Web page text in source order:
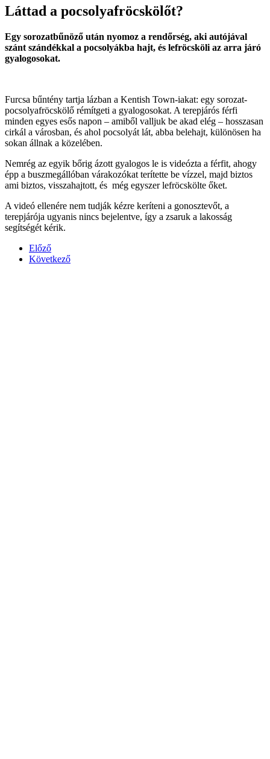
Láttad a pocsolyafröcskölőt?
Egy sorozatbűnöző után nyomoz a rendőrség, aki autójával
szánt szándékkal a pocsolyákba hajt, és lefröcsköli az arra járó
gyalogosokat.
Furcsa bűntény tartja lázban a Kentish Town-iakat: egy sorozat-
pocsolyafröcskölő rémítgeti a gyalogosokat. A terepjárós férfi
minden egyes esős napon – amiből valljuk be akad elég – hosszasan
cirkál a városban, és ahol pocsolyát lát, abba belehajt, különösen ha
sokan állnak a közelében.
Nemrég az egyik bőrig ázott gyalogos le is videózta a férfit, ahogy
épp a buszmegállóban várakozókat terítette be vízzel, majd biztos
ami biztos, visszahajtott, és még egyszer lefröcskölte őket.
A videó ellenére nem tudják kézre keríteni a gonosztevőt, a
terepjárója ugyanis nincs bejelentve, így a zsaruk a lakosság
segítségét kérik.
Előző
Következő